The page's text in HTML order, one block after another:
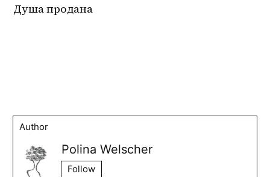
Душа продана
Author
Polina Welscher
Follow